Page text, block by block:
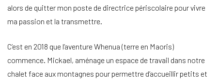
alors de quitter mon poste de directrice périscolaire pour vivre
ma passion et la transmettre.
C’est en 2018 que l’aventure Whenua (terre en Maoris)
commence. Mickael, aménage un espace de travail dans notre
chalet face aux montagnes pour permettre d’accueillir petits et